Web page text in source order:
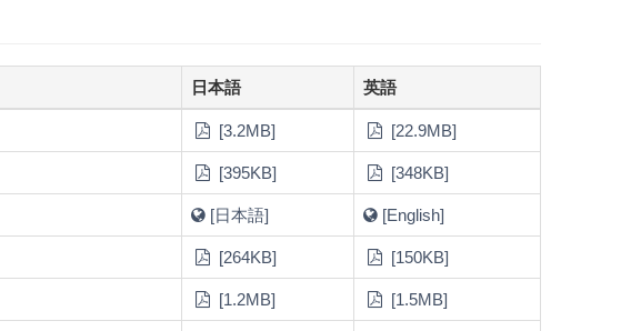
日本語 英語
[3.2MB] [22.9MB]
[395KB] [348KB]
[日本語] [English]
[264KB] [150KB]
[1.2MB] [1.5MB]